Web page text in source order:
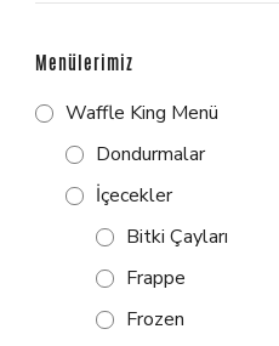
Menülerimiz
Waffle King Menü
Dondurmalar
İçecekler
Bitki Çayları
Frappe
Frozen